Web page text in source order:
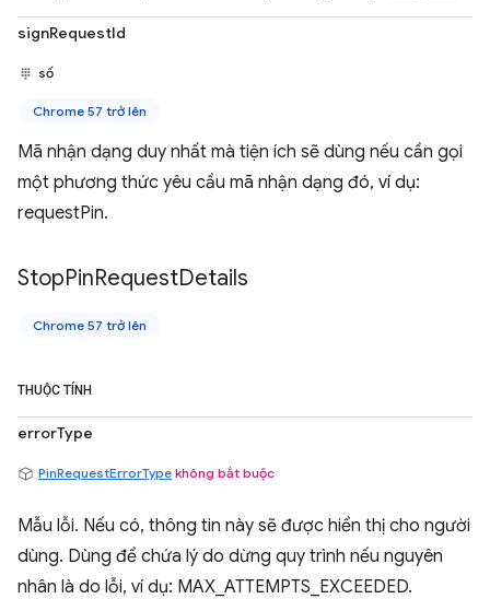
signRequestId
số
Chrome 57 trở lên
Mã nhận dạng duy nhất mà tiện ích sẽ dùng nếu cần gọi
một phương thức yêu cầu mã nhận dạng đó, ví dụ:
requestPin.
StopPinRequestDetails
Chrome 57 trở lên
THUỘC TÍNH
errorType
PinRequestErrorType không bắt buộc
Mẫu lỗi. Nếu có, thông tin này sẽ được hiển thị cho người
dùng. Dùng để chứa lý do dừng quy trình nếu nguyên
nhân là do lỗi, ví dụ: MAX_ATTEMPTS_EXCEEDED.